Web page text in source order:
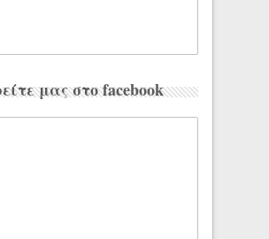
μας στο facebook